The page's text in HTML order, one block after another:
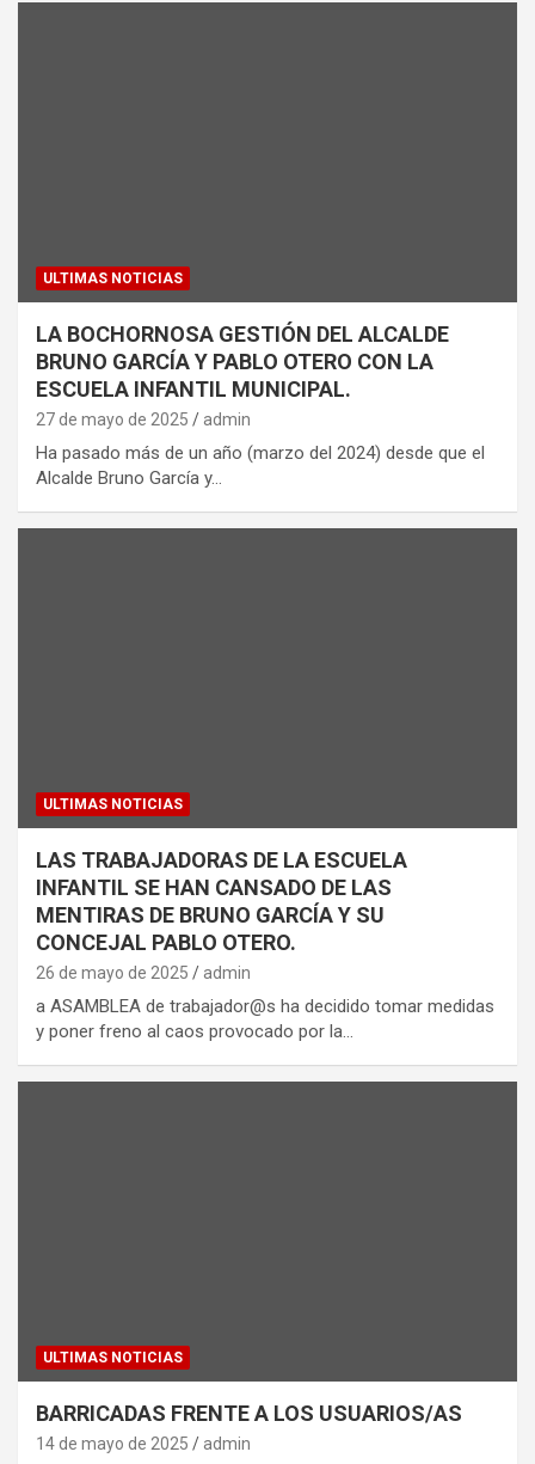
ULTIMAS NOTICIAS
LA BOCHORNOSA GESTIÓN DEL ALCALDE
BRUNO GARCÍA Y PABLO OTERO CON LA
ESCUELA INFANTIL MUNICIPAL.
27 de mayo de 2025 admin
Ha pasado más de un año (marzo del 2024) desde que el
Alcalde Bruno García y…
ULTIMAS NOTICIAS
LAS TRABAJADORAS DE LA ESCUELA
INFANTIL SE HAN CANSADO DE LAS
MENTIRAS DE BRUNO GARCÍA Y SU
CONCEJAL PABLO OTERO.
26 de mayo de 2025 admin
a ASAMBLEA de trabajador@s ha decidido tomar medidas
y poner freno al caos provocado por la…
ULTIMAS NOTICIAS
BARRICADAS FRENTE A LOS USUARIOS/AS
14 de mayo de 2025 admin